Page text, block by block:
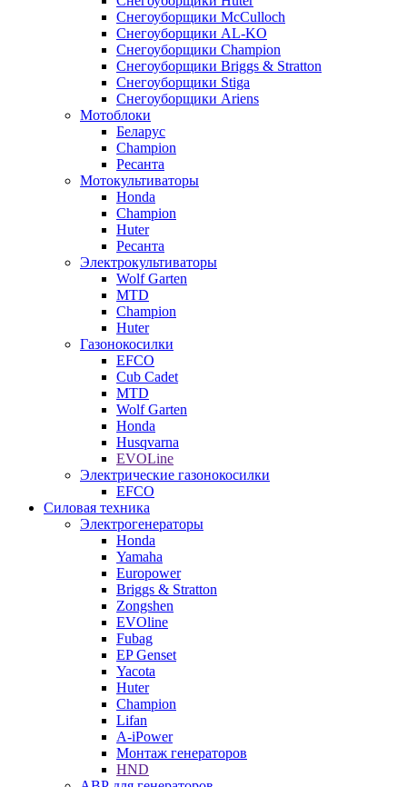
Снегоуборщики McCulloch
Снегоуборщики AL-KO
Снегоуборщики Champion
Снегоуборщики Briggs & Stratton
Снегоуборщики Stiga
Снегоуборщики Ariens
Мотоблоки
Беларус
Champion
Ресанта
Мотокультиваторы
Honda
Champion
Huter
Ресанта
Электрокультиваторы
Wolf Garten
MTD
Champion
Huter
Газонокосилки
EFCO
Cub Cadet
MTD
Wolf Garten
Honda
Husqvarna
EVOLine
Электрические газонокосилки
EFCO
Силовая техника
Электрогенераторы
Honda
Yamaha
Europower
Briggs & Stratton
Zongshen
EVOline
Fubag
EP Genset
Yacota
Huter
Champion
Lifan
A-iPower
Монтаж генераторов
HND